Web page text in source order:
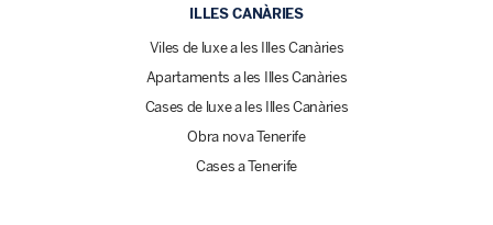
ILLES CANÀRIES
Viles de luxe a les Illes Canàries
Apartaments a les Illes Canàries
Cases de luxe a les Illes Canàries
Obra nova Tenerife
Cases a Tenerife